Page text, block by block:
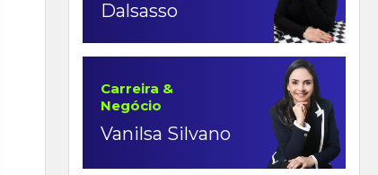
Dalsasso
Carreira &
Negócio
Vanilsa Silvano